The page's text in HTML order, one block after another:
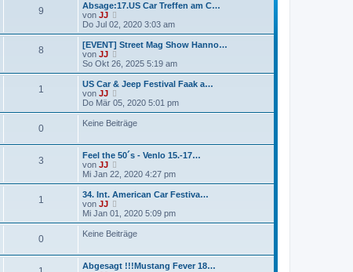
r
e
i
t
a
g
9
Absage:17.US Car Treffen am C…
von JJ
e
u
e
t
e
B
e
i
r
g
Do Jul 02, 2020 3:03 am
8
[EVENT] Street Mag Show Hanno…
von JJ
e
u
e
t
e
B
i
t
a
g
So Okt 26, 2025 5:19 am
1
US Car & Jeep Festival Faak a…
von JJ
e
u
e
e
r
e
i
t
a
g
Do Mär 05, 2020 5:01 pm
0 Keine Beiträge
3
Feel the 50´s - Venlo 15.-17…
von JJ
e
u
e
e
B
i
t
Mi Jan 22, 2020 4:27 pm
1
34. Int. American Car Festiva…
von JJ
e
u
e
e
r
Mi Jan 01, 2020 5:09 pm
0 Keine Beiträge
Abgesagt !!!Mustang Fever 18…